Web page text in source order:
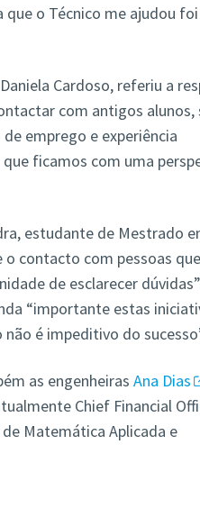
que o Técnico me ajudou
Cardoso, referiu a
com antigos alunos,
emprego e experiência
ficamos com uma
estudante de Mestrado
contacto com pessoas
de esclarecer
“importante estas
é impeditivo do
as engenheiras Ana Dias
Chief Financial
Matemática Aplicada e